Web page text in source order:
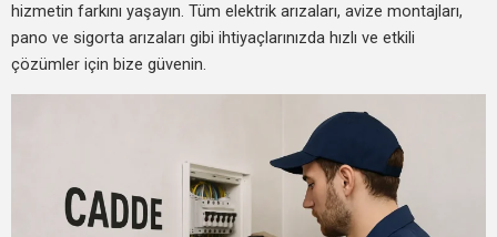
hizmetin farkını yaşayın. Tüm elektrik arızaları, avize montajları,
pano ve sigorta arızaları gibi ihtiyaçlarınızda hızlı ve etkili
çözümler için bize güvenin.